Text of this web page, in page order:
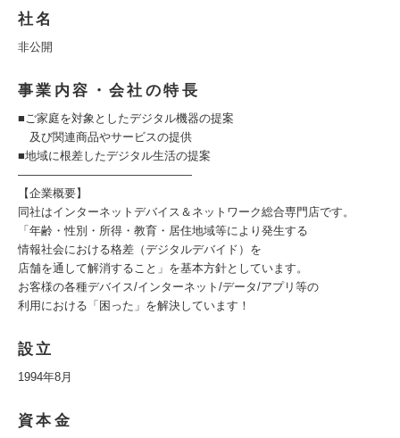
社名
非公開
事業内容・会社の特長
■ご家庭を対象としたデジタル機器の提案
及び関連商品やサービスの提供
■地域に根差したデジタル生活の提案
―――――――――――――――
【企業概要】
同社はインターネットデバイス＆ネットワーク総合専門店です。
「年齢・性別・所得・教育・居住地域等により発生する
情報社会における格差（デジタルデバイド）を
店舗を通して解消すること」を基本方針としています。
お客様の各種デバイス/インターネット/データ/アプリ等の
利用における「困った」を解決しています！
設立
1994年8月
資本金